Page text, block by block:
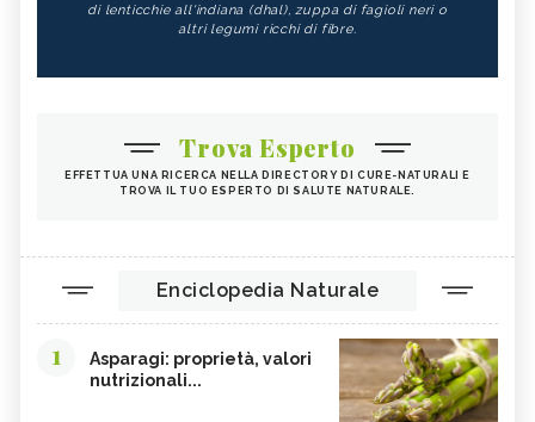
di lenticchie all'indiana (dhal), zuppa di fagioli neri o
altri legumi ricchi di fibre.
Trova Esperto
EFFETTUA UNA RICERCA NELLA DIRECTORY DI CURE-NATURALI E
TROVA IL TUO ESPERTO DI SALUTE NATURALE.
Enciclopedia Naturale
1
Asparagi: proprietà, valori
nutrizionali...